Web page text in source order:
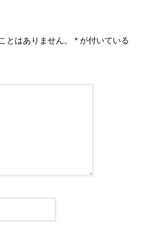
とはありません。 * が付いている